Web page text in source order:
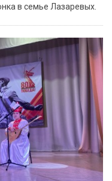
в семье Лазаревых.